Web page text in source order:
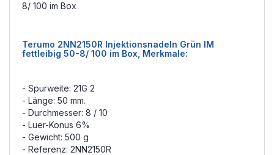
8/ 100 im Box
Terumo 2NN2150R Injektionsnadeln Grün IM
fettleibig 50-8/ 100 im Box, Merkmale:
- Spurweite: 21G 2
- Länge: 50 mm.
- Durchmesser: 8 / 10
- Luer-Konus 6%
- Gewicht: 500 g
- Referenz: 2NN2150R